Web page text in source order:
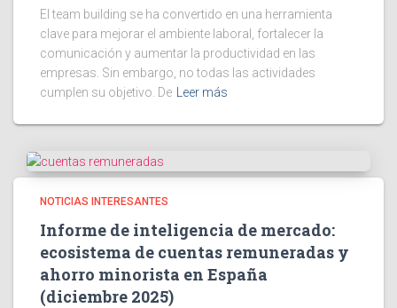
El team building se ha convertido en una herramienta
clave para mejorar el ambiente laboral, fortalecer la
comunicación y aumentar la productividad en las
empresas. Sin embargo, no todas las actividades
cumplen su objetivo. De Leer más
NOTICIAS INTERESANTES
Informe de inteligencia de mercado:
ecosistema de cuentas remuneradas y
ahorro minorista en España
(diciembre 2025)